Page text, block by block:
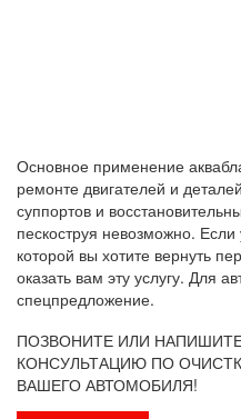
Основное применение
ремонте двигателей и
суппортов и
пескоструя невозможно.
которой вы хотите вернуть
оказать вам эту услугу. Для
спецпредложение.
ПОЗВОНИТЕ ИЛИ
КОНСУЛЬТАЦИЮ ПО
ВАШЕГО АВТОМОБИЛЯ!